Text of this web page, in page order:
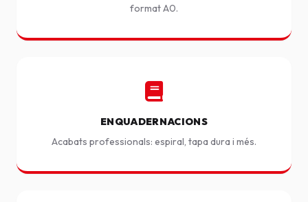
format A0.
ENQUADERNACIONS
Acabats professionals: espiral, tapa dura i més.